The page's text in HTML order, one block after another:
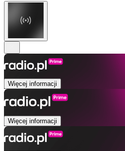
Więcej informacji
Więcej informacji